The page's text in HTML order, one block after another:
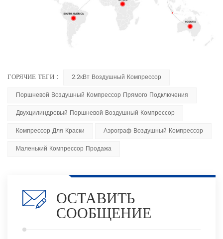
ГОРЯЧИЕ ТЕГИ :
2.2кВт Воздушный Компрессор
Поршневой Воздушный Компрессор Прямого Подключения
Двухцилиндровый Поршневой Воздушный Компрессор
Компрессор Для Краски
Аэрограф Воздушный Компрессор
Маленький Компрессор Продажа
ОСТАВИТЬ
СООБЩЕНИЕ